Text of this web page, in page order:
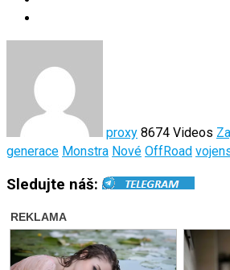
proxy 8674 Videos
generace Monstra Nové OffRoad
Sledujte náš: